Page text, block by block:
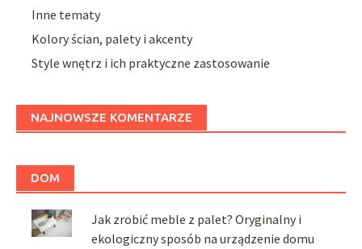
Inne tematy
Kolory ścian, palety i akcenty
Style wnętrz i ich praktyczne zastosowanie
NAJNOWSZE KOMENTARZE
DOM
Jak zrobić meble z palet? Oryginalny i
ekologiczny sposób na urządzenie domu